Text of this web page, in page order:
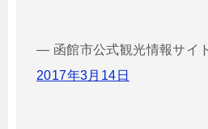
— 函館市公式観光情報サイ
2017年3月14日